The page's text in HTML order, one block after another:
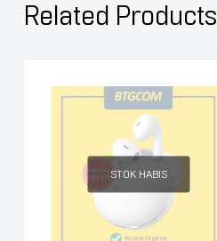
Related Products
STOK HABIS